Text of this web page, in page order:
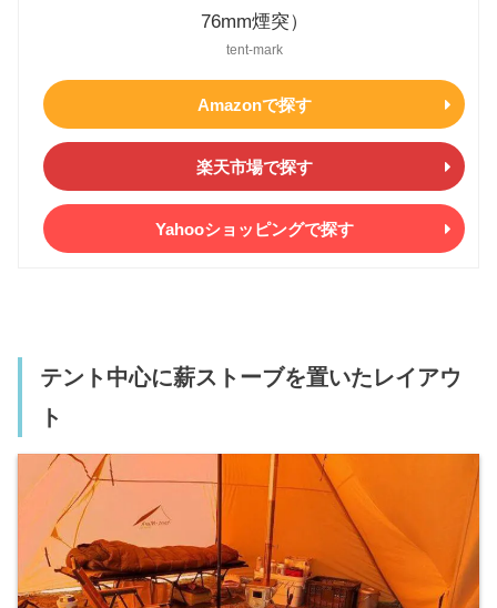
76mm煙突）
tent-mark
Amazonで探す
楽天市場で探す
Yahooショッピングで探す
テント中心に薪ストーブを置いたレイアウ
ト